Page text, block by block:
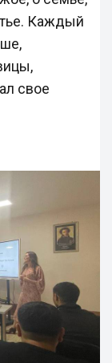
Каждый
свое